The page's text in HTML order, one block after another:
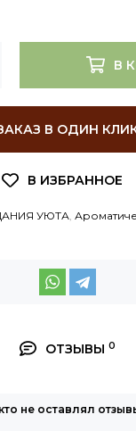
В
В ОДИН
УЮТА
ОТЗЫВЫ 0
не оставлял